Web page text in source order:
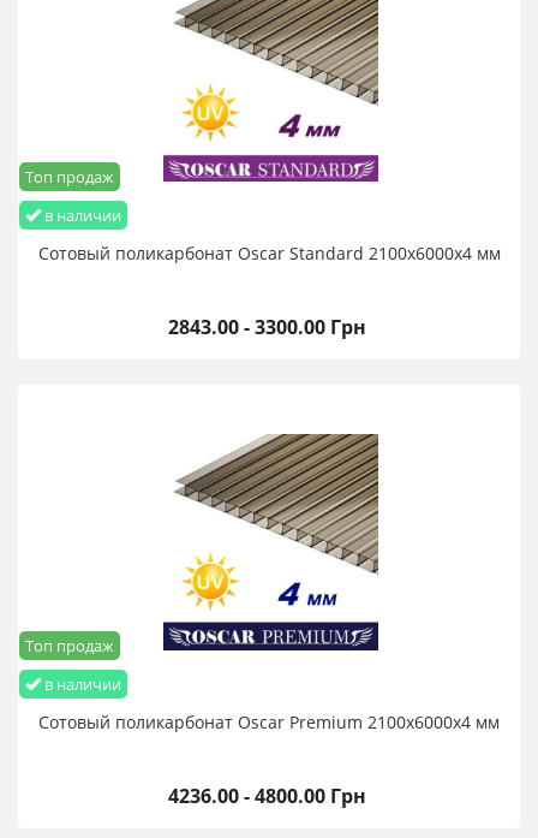
в наличии
Топ продаж
Сотовый поликарбонат Oscar Standard 2100х6000х4 мм
2843.00 - 3300.00 Грн
в наличии
Топ продаж
Сотовый поликарбонат Oscar Premium 2100х6000х4 мм
4236.00 - 4800.00 Грн